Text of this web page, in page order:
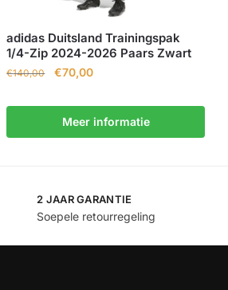
adidas Duitsland Trainingspak
1/4-Zip 2024-2026 Paars Zwart
€140,00 €70,00
Meer informatie
2 JAAR GARANTIE
Soepele retourregeling